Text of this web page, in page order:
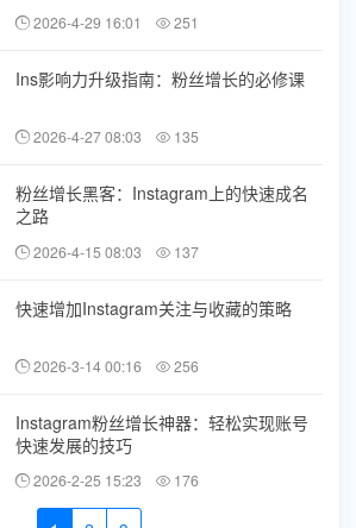
2026-4-29 16:01 251
Ins影响力升级指南：粉丝增长的必修课
2026-4-27 08:03 135
粉丝增长黑客：Instagram上的快速成名
之路
2026-4-15 08:03 137
快速增加Instagram关注与收藏的策略
2026-3-14 00:16 256
Instagram粉丝增长神器：轻松实现账号
快速发展的技巧
2026-2-25 15:23 176